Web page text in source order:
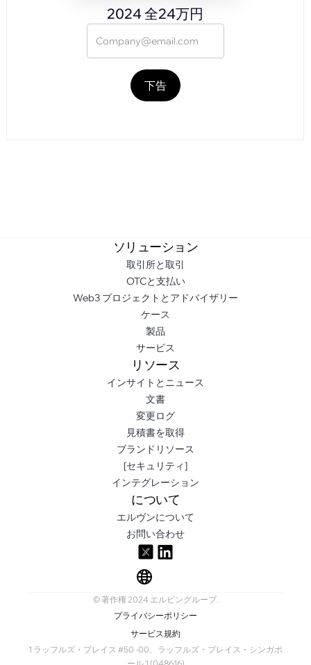
2024 全24万円
ソリューション
取引所と取引
OTCと支払い
Web3 プロジェクトとアドバイザリー
ケース
製品
サービス
リソース
インサイトとニュース
文書
変更ログ
見積書を取得
ブランドリソース
[セキュリティ]
インテグレーション
について
エルヴンについて
お問い合わせ
© 著作権 2024 エルビングループ.
プライバシーポリシー
サービス規約
1 ラッフルズ・プレイス #50 -00、ラッフルズ・プレイス・シンガポ